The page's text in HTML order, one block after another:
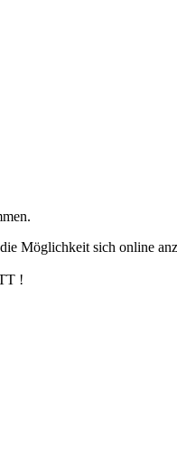
Möglichkeit sich online
!